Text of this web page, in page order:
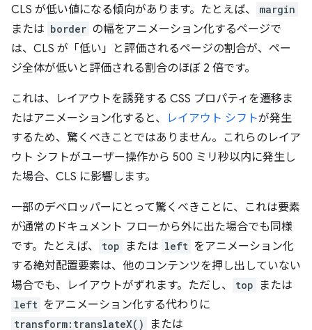
CLS が低い値になる傾向があります。たとえば、
margin
または border の幅をアニメーション化するページで
は、CLS が「低い」と評価されるページの割合が、ペー
ジ全体が低いと評価される割合のほぼ 2 倍です。
これは、レイアウトを誘発する CSS プロパティを遷移ま
たはアニメーション化すると、
レイアウト シフトが発生
するため、驚くべきことではありません。
これらのレイア
ウト シフトがユーザー操作から 500 ミリ秒以内に発生し
た場合、CLS に影響します。
一部のデベロッパーにとって驚くべきことに、これは要素
が通常のドキュメント フローから外に出た場合でも同様
です。たとえば、
top または left をアニメーション化
する絶対配置要素は、他のコンテンツを押し出していない
場合でも、レイアウトがずれます。ただし、
top または
left をアニメーション化する代わりに
transform:translateX() または